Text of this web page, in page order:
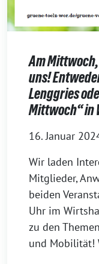
Am Mittwoch,
uns!
Lenggries
Mittwoch“ in
16. Januar
Wir laden
Mitglieder,
beiden
Uhr im
zu den
und Mobilität!